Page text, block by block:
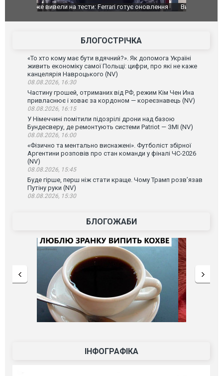
Вийшов трейлер нової екранізації легендарного
БЛОГОСТРІЧКА
«То хто кому має бути вдячний?». Як допомога Україні
живить економіку самої Польщі: цифри, про які не каже
канцелярія Навроцького (NV)
08.08.2026, 16:30
Частину грошей, отриманих від РФ, режим Кім Чен Ина
привласнює і ховає за кордоном — кореєзнавець (NV)
08.08.2026, 16:15
У Німеччині помітили підозрілі дрони над базою
Бундесверу, де ремонтують системи Patriot — ЗМІ (NV)
08.08.2026, 16:00
«Фізично та ментально виснажені». Футболіст збірної
Аргентини розповів про стан команди у фіналі ЧС-2026
(NV)
08.08.2026, 15:45
Буде гірше, перш ніж стати краще. Чому Трамп розв’язав
Путіну руки (NV)
08.08.2026, 15:30
БЛОГОЖАБИ
ІНФОГРАФІКА